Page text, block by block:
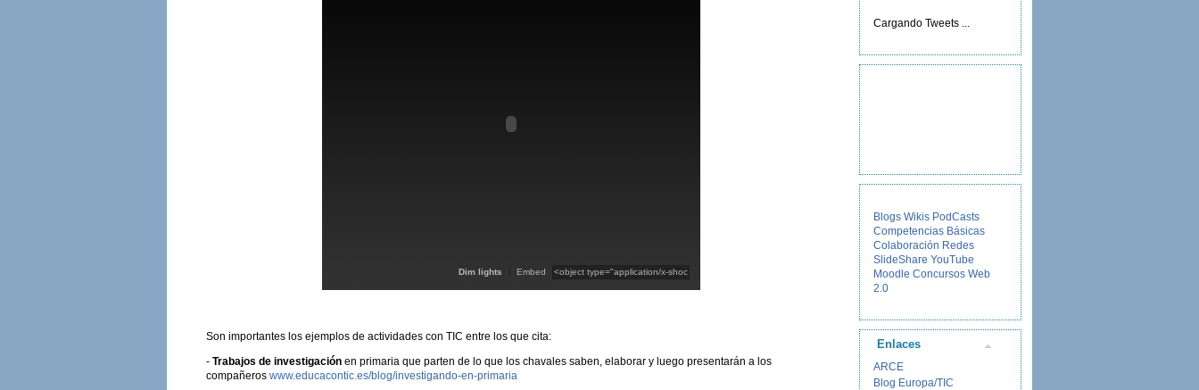
Dim lights Embed
Son importantes los ejemplos de actividades con TIC entre los que cita:
- Trabajos de investigaciónen primaria que parten de lo que los chavales saben, elaborar y luego presentarán a los
compañeros www.educacontic.es/blog/investigando-en-primaria
Cargando Tweets ...
Blogs Wikis PodCasts
Competencias Básicas
Colaboración Redes
SlideShare YouTube
Moodle Concursos Web
2.0
Enlaces
ARCE
Blog Europa/TIC